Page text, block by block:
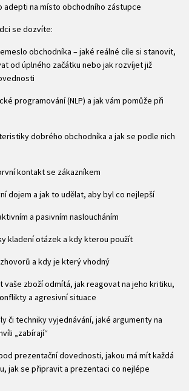
adepti na místo obchodního zástupce
se dozvíte:
obchodníka – jaké reálné cíle si stanovit,
od úplného začátku nebo jak rozvíjet již
programování (NLP) a jak vám pomůže při
dobrého obchodníka a jak se podle nich
kontakt se zákazníkem
dojem a jak to udělat, aby byl co nejlepší
a pasivním nasloucháním
kladení otázek a kdy kterou použít
a kdy je který vhodný
vaše zboží odmítá, jak reagovat na jeho kritiku,
a agresivní situace
či techniky vyjednávání, jaké argumenty na
„zabírají“
prezentační dovednosti, jakou má mít každá
jak se připravit a prezentaci co nejlépe